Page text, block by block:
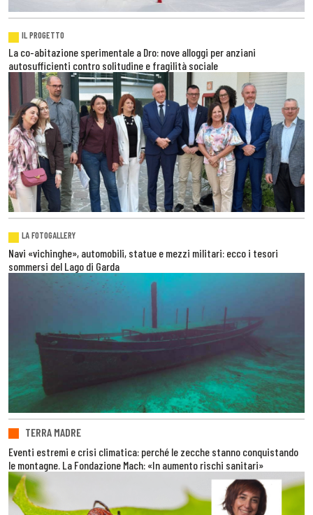
IL PROGETTO
La co-abitazione sperimentale a Dro: nove alloggi per anziani
autosufficienti contro solitudine e fragilità sociale
LA FOTOGALLERY
Navi «vichinghe», automobili, statue e mezzi militari: ecco i tesori
sommersi del Lago di Garda
TERRA MADRE
Eventi estremi e crisi climatica: perché le zecche stanno conquistando
le montagne. La Fondazione Mach: «In aumento rischi sanitari»